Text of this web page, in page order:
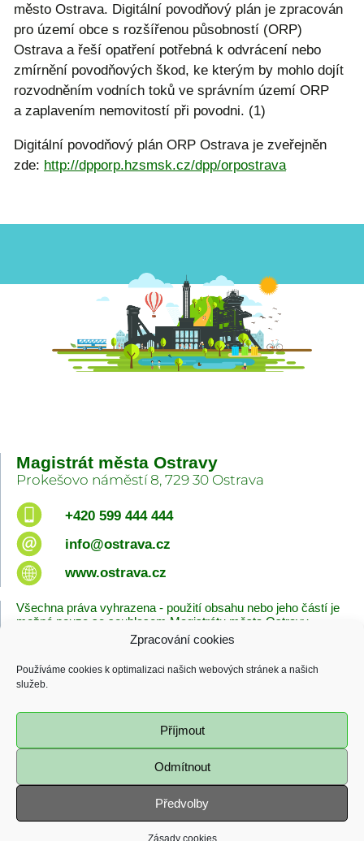
Zpracování cookies
Používáme cookies k optimalizaci našich webových stránek a našich
služeb.
Příjmout
Odmítnout
Předvolby
Zásady cookies
město Ostrava. Digitální povodňový plán je zpracován
pro území obce s rozšířenou působností (ORP)
Ostrava a řeší opatření potřebná k odvrácení nebo
zmírnění povodňových škod, ke kterým by mohlo dojít
rozvodněním vodních toků ve správním území ORP
a zaplavením nemovitostí při povodni. (1)
Digitální povodňový plán ORP Ostrava je zveřejněn
zde: http://dpporp.hzsmsk.cz/dpp/orpostrava
Magistrát města Ostravy
Prokešovo náměstí 8, 729 30 Ostrava
+420 599 444 444
info@ostrava.cz
www.ostrava.cz
Všechna práva vyhrazena - použití obsahu nebo jeho částí je
možné pouze se souhlasem Magistrátu města Ostravy.
Zásady cookies
Poslední změna